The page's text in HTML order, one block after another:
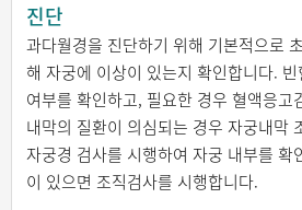
진단
과다월경을 진단하기 위해 기본적으로
해 자궁에 이상이 있는지 확인합니다.
여부를 확인하고, 필요한 경우 혈액응고
내막의 질환이 의심되는 경우 자궁내막
자궁경 검사를 시행하여 자궁 내부를 확
이 있으면 조직검사를 시행합니다.